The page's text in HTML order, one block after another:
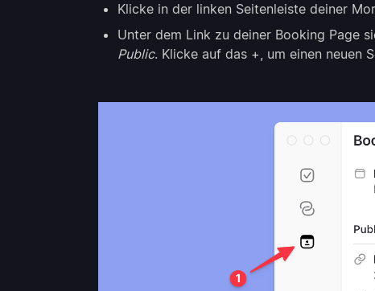
Klicke in der linken Seitenleiste deiner
Unter dem Link zu deiner Booking Page
Public. Klicke auf das +, um einen neuen